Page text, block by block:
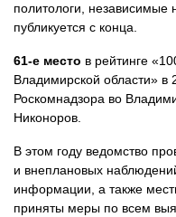
политологи,
публикуется с конца.
61-е место в рейтинге
Владимирской области» в
Роскомнадзора во
Никоноров.
В этом году ведомство
и внеплановых
информации, а также
приняты меры по всем